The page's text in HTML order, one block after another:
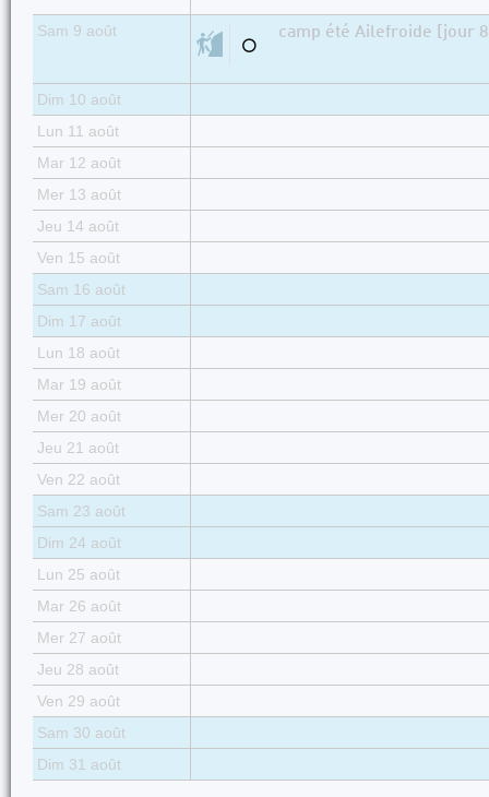
Sam 9 août
⚪
camp été Ailefroide [jour
Dim 10 août
Lun 11 août
Mar 12 août
Mer 13 août
Jeu 14 août
Ven 15 août
Sam 16 août
Dim 17 août
Lun 18 août
Mar 19 août
Mer 20 août
Jeu 21 août
Ven 22 août
Sam 23 août
Dim 24 août
Lun 25 août
Mar 26 août
Mer 27 août
Jeu 28 août
Ven 29 août
Sam 30 août
Dim 31 août